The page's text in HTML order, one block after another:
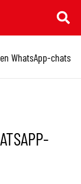
WhatsApp-chats